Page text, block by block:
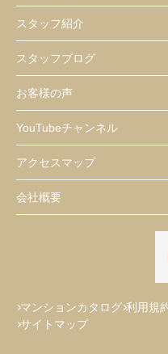
スタッフ紹介
スタッフブログ
お客様の声
YouTubeチャンネル
アクセスマップ
会社概要
マンションカタログ 利用規
サイトマップ